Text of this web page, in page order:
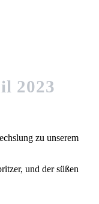
2023
zu unserem
und der süßen